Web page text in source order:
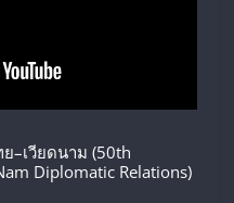
–เวียดนาม (50th
Diplomatic Relations)